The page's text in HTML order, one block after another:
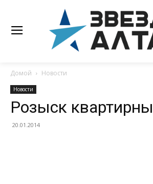
Домой Новости
Новости
Розыск
20.01.2014